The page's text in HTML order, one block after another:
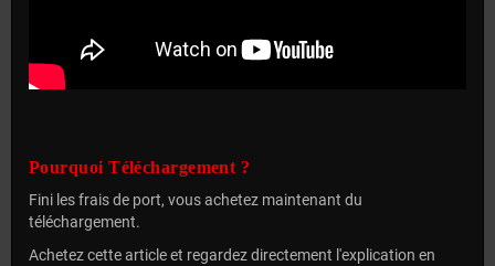
Pourquoi Téléchargement ?
Fini les frais de port, vous achetez maintenant du
téléchargement.
Achetez cette article et regardez directement l'explication en